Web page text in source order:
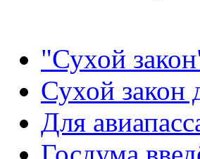
"Сухой
Сухой закон
Для